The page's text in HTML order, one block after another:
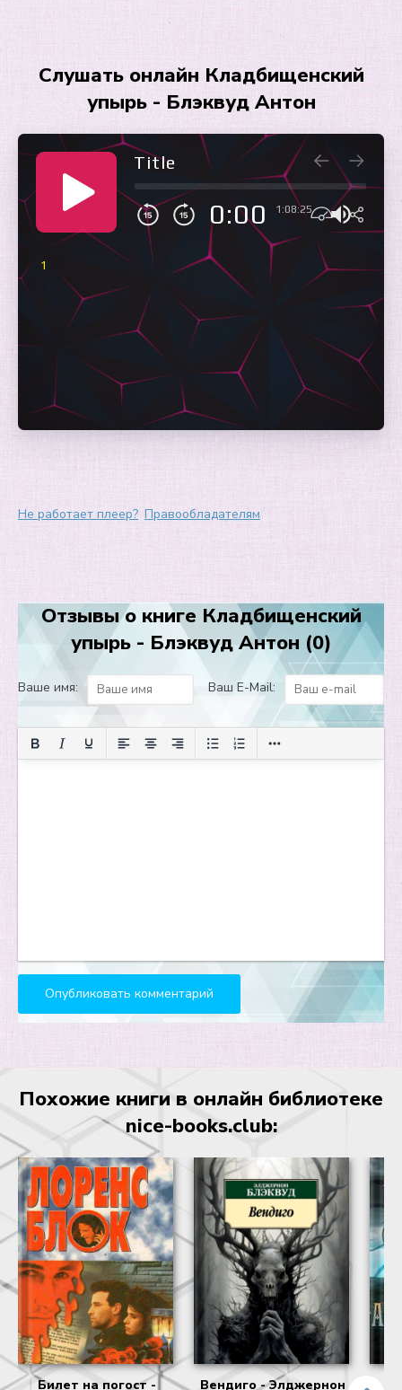
Слушать онлайн Кладбищенский
упырь - Блэквуд Антон
Title
0:00 1:08:25
1
Не работает плеер? Правообладателям
Отзывы о книге Кладбищенский
упырь - Блэквуд Антон (0)
Ваше имя: Ваш E-Mail:
Похожие книги в онлайн библиотеке
nice-books.club:
Билет на погост - Вендиго - Элджернон